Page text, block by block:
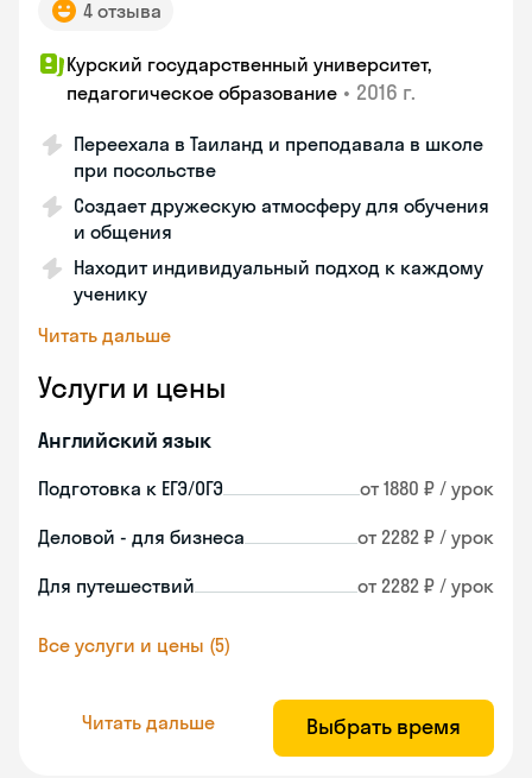
4 отзыва
Курский государственный университет,
педагогическое образование • 2016 г.
Переехала в Таиланд и преподавала в школе
при посольстве
Создает дружескую атмосферу для обучения
и общения
Находит индивидуальный подход к каждому
ученику
Читать дальше
Услуги и цены
Английский язык
Подготовка к ЕГЭ/ОГЭ от 1880 ₽ / урок
Деловой - для бизнеса от 2282 ₽ / урок
Для путешествий от 2282 ₽ / урок
Все услуги и цены (5)
Читать дальше Выбрать время